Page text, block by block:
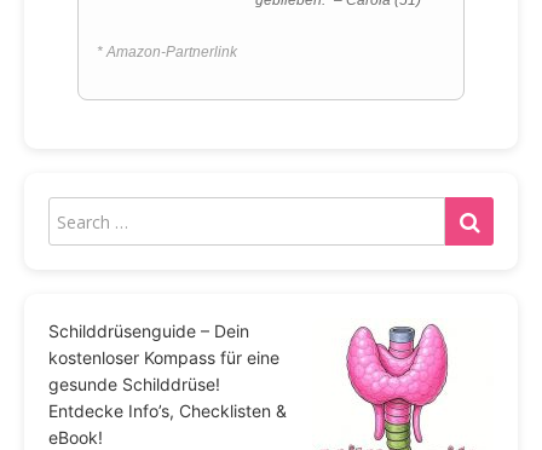
* Amazon-Partnerlink
Schilddrüsenguide – Dein
kostenloser Kompass für eine
gesunde Schilddrüse!
Entdecke Info’s, Checklisten &
eBook!